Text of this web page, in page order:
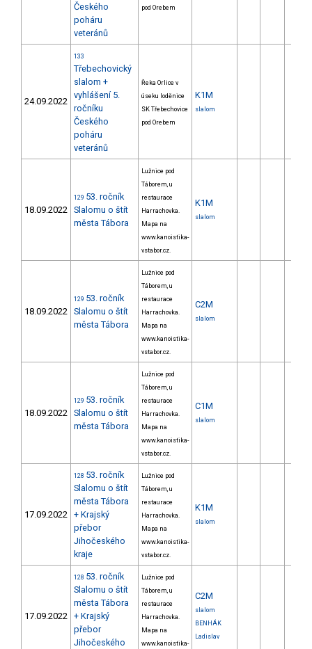
Českého
poháru
veteránů
pod Orebem
24.09.2022
133
Třebechovický
slalom +
vyhlášení 5.
ročníku
Českého
poháru
veteránů
Řeka Orlice v
úseku loděnice
SK Třebechovice
pod Orebem
K1M
slalom
18.09.2022
129 53. ročník
Slalomu o štít
města Tábora
Lužnice pod
Táborem, u
restaurace
Harrachovka.
Mapa na
www.kanoistika-
vstabor.cz.
K1M
slalom
18.09.2022
129 53. ročník
Slalomu o štít
města Tábora
Lužnice pod
Táborem, u
restaurace
Harrachovka.
Mapa na
www.kanoistika-
vstabor.cz.
C2M
slalom
18.09.2022
129 53. ročník
Slalomu o štít
města Tábora
Lužnice pod
Táborem, u
restaurace
Harrachovka.
Mapa na
www.kanoistika-
vstabor.cz.
C1M
slalom
17.09.2022
128 53. ročník
Slalomu o štít
města Tábora
+ Krajský
přebor
Jihočeského
kraje
Lužnice pod
Táborem, u
restaurace
Harrachovka.
Mapa na
www.kanoistika-
vstabor.cz.
K1M
slalom
17.09.2022
128 53. ročník
Slalomu o štít
města Tábora
+ Krajský
přebor
Jihočeského
Lužnice pod
Táborem, u
restaurace
Harrachovka.
Mapa na
www.kanoistika-
C2M
slalom
BENHÁK
Ladislav